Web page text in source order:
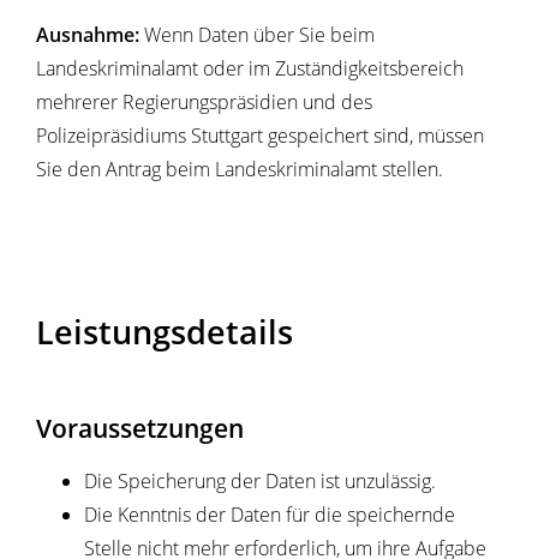
Ausnahme:Wenn Daten über Sie beim
Landeskriminalamt oder im Zuständigkeitsbereich
mehrerer Regierungspräsidien und des
Polizeipräsidiums Stuttgart gespeichert sind, müssen
Sie den Antrag beim Landeskriminalamt stellen.
Leistungsdetails
Voraussetzungen
Die Speicherung der Daten ist unzulässig.
Die Kenntnis der Daten für die speichernde
Stelle nicht mehr erforderlich, um ihre Aufgabe